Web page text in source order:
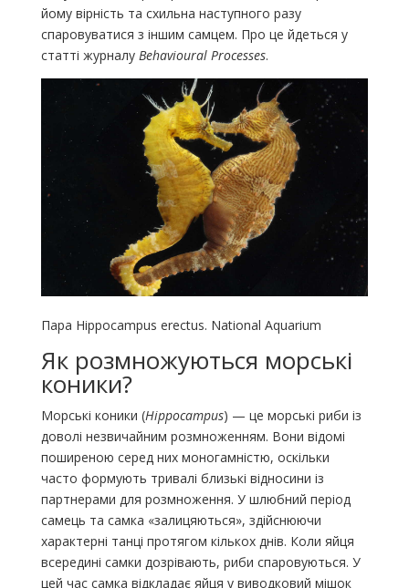
йому вірність та схильна наступного разу
спаровуватися з іншим самцем. Про це йдеться у
статті журналу Behavioural Processes.
Пара Hippocampus erectus. National Aquarium
Як розмножуються морські
коники?
Морські коники (Hippocampus) — це морські риби із
доволі незвичайним розмноженням. Вони відомі
поширеною серед них моногамністю, оскільки
часто формують тривалі близькі відносини із
партнерами для розмноження. У шлюбний період
самець та самка «залицяються», здійснюючи
характерні танці протягом кількох днів. Коли яйця
всередині самки дозрівають, риби спаровуються. У
цей час самка відкладає яйця у виводковий мішок